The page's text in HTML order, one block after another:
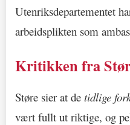
Utenriksdepartementet
arbeidsplikten som
Kritikken fra
Støre sier at de tidlige
vært fullt ut riktige, og